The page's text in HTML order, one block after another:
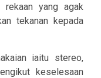
yang agak
tekanan kepada
iaitu stereo,
keselesaan